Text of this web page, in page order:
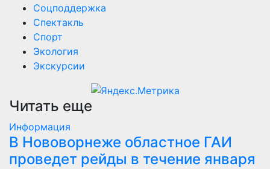
Соцподдержка
Спектакль
Спорт
Экология
Экскурсии
Читать еще
Информация
В Нововорнеже областное ГАИ
проведет рейды в течение января